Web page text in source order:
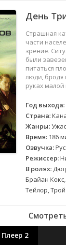
Все
2019
2018
2017
Испания
Германия
Корея
Канада
Франция
День
Страшная
части
зрение.
были
питаться
люди, бродя
руках
Год выхода:
Страна:
Жанры:
Время: 186
Озвучка:
Режиссер:
В ролях:
Брайан
Тейлор,
Плеер 2